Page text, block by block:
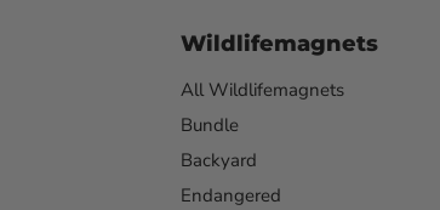
Wildlifemagnets
All Wildlifemagnets
Bundle
Backyard
Endangered